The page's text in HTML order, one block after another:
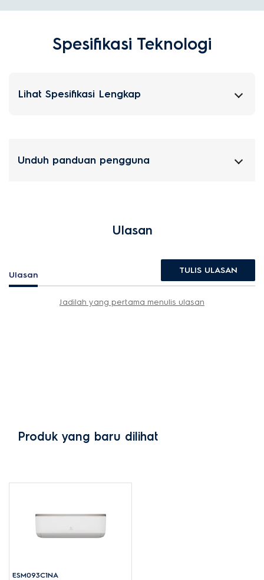
Spesifikasi Teknologi
Lihat Spesifikasi Lengkap
Unduh panduan pengguna
Ulasan
Ulasan TULIS ULASAN
Jadilah yang pertama menulis ulasan
Produk yang baru dilihat
ESM093C1NA